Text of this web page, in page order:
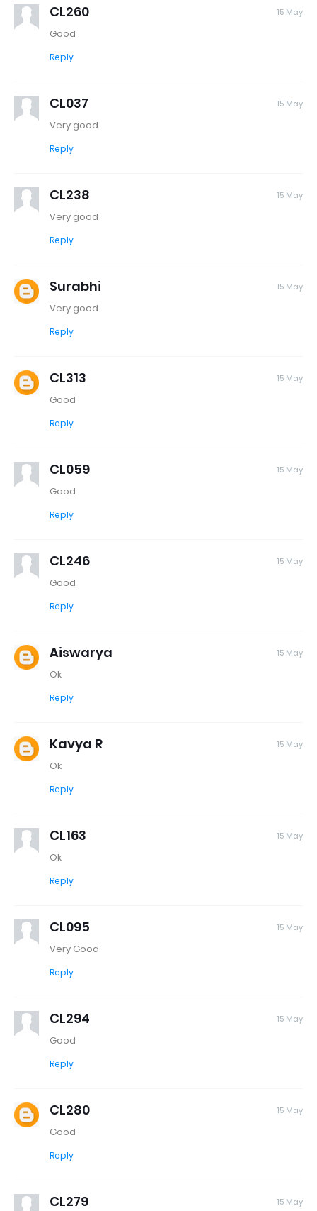
CL260 15 May
Good
Reply
CL037 15 May
Very good
Reply
CL238 15 May
Very good
Reply
Surabhi 15 May
Very good
Reply
CL313 15 May
Good
Reply
CL059 15 May
Good
Reply
CL246 15 May
Good
Reply
Aiswarya 15 May
Ok
Reply
Kavya R 15 May
Ok
Reply
CL163 15 May
Ok
Reply
CL095 15 May
Very Good
Reply
CL294 15 May
Good
Reply
CL280 15 May
Good
Reply
CL279 15 May